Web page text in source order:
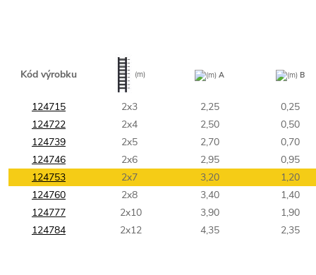
Kód výrobku (m) (m) A (m) B
124715 2x3 2,25
0,25
124722
2x4 2,50
0,50
124739
2x5 2,70
0,70
124746
2x6 2,95
0,95
124753
2x7 3,20
1,20
124760
2x8 3,40
1,40
124777
2x10 3,90
1,90
124784
2x12 4,35 2,35